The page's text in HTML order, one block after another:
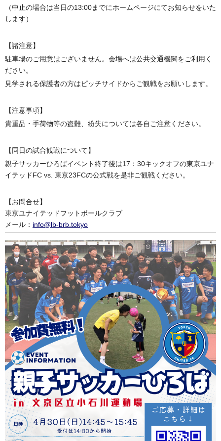
（中止の場合は当日の13:00までにホームページにてお知らせをいた
します）
【諸注意】
駐車場のご用意はございません。会場へは公共交通機関をご利用く
ださい。
見学される保護者の方はピッチサイドからご観戦をお願いします。
【注意事項】
貴重品・手荷物等の盗難、紛失については各自ご注意ください。
【同日の試合観戦について】
親子サッカーひろばイベント終了後は17：30キックオフの東京ユナ
イテッドFC vs. 東京23FCの公式戦を是非ご観戦ください。
【お問合せ】
東京ユナイテッドフットボールクラブ
メール： info@lb-brb.tokyo